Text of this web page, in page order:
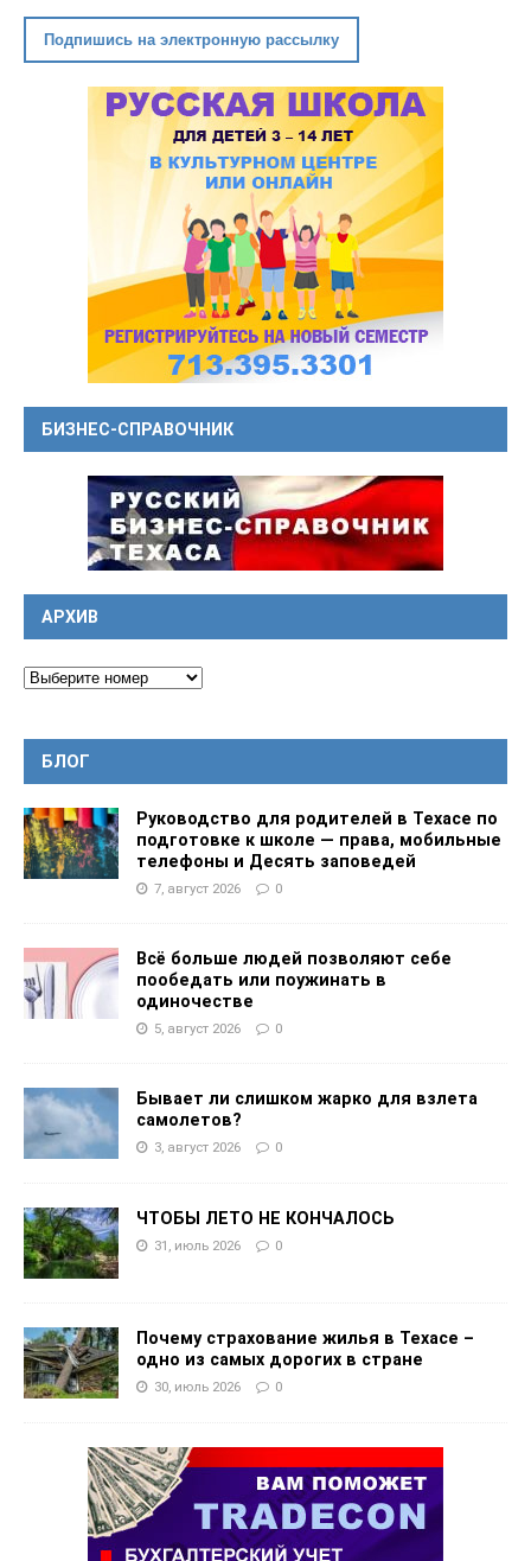
Подпишись на электронную рассылку
БИЗНЕС-СПРАВОЧНИК
АРХИВ
БЛОГ
Руководство для родителей в Техасе по
подготовке к школе — права, мобильные
телефоны и Десять заповедей
7, август 2026 0
Всё больше людей позволяют себе
пообедать или поужинать в
одиночестве
5, август 2026 0
Бывает ли слишком жарко для взлета
самолетов?
3, август 2026 0
ЧТОБЫ ЛЕТО НЕ КОНЧАЛОСЬ
31, июль 2026 0
Почему страхование жилья в Техасе –
одно из самых дорогих в стране
30, июль 2026 0